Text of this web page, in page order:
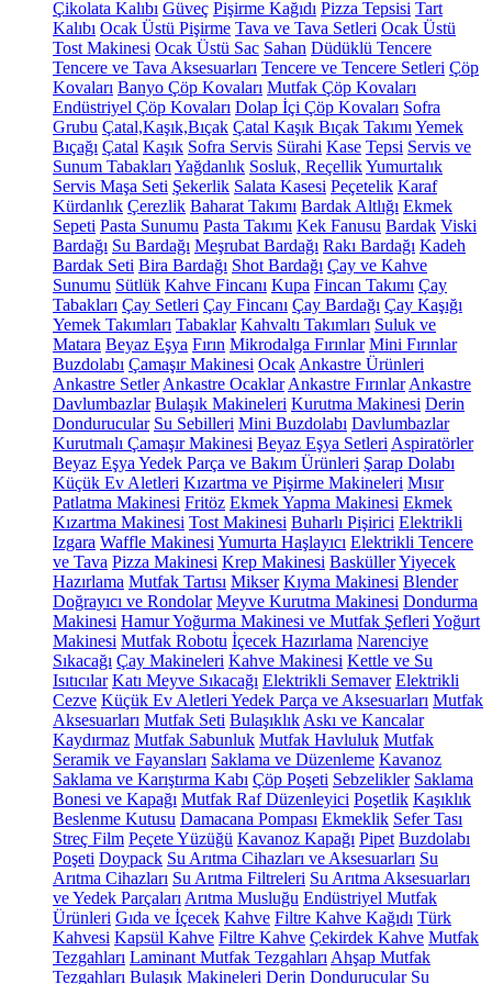
Çikolata Kalıbı Güveç Pişirme Kağıdı Pizza Tepsisi Tart
Kalıbı Ocak Üstü Pişirme Tava ve Tava Setleri Ocak Üstü
Tost Makinesi Ocak Üstü Sac Sahan Düdüklü Tencere
Tencere ve Tava Aksesuarları Tencere ve Tencere Setleri Çöp
Kovaları Banyo Çöp Kovaları Mutfak Çöp Kovaları
Endüstriyel Çöp Kovaları Dolap İçi Çöp Kovaları Sofra
Grubu Çatal,Kaşık,Bıçak Çatal Kaşık Bıçak Takımı Yemek
Bıçağı Çatal Kaşık Sofra Servis Sürahi Kase Tepsi Servis ve
Sunum Tabakları Yağdanlık Sosluk, ReçellikYumurtalık
Servis Maşa Seti Şekerlik Salata Kasesi Peçetelik Karaf
Kürdanlık Çerezlik Baharat Takımı Bardak Altlığı Ekmek
Sepeti Pasta Sunumu Pasta Takımı Kek Fanusu Bardak Viski
Bardağı Su Bardağı Meşrubat Bardağı Rakı Bardağı Kadeh
Bardak Seti Bira Bardağı Shot Bardağı Çay ve Kahve
Sunumu Sütlük Kahve Fincanı Kupa Fincan Takımı Çay
Tabakları Çay Setleri Çay Fincanı Çay Bardağı Çay Kaşığı
Yemek Takımları Tabaklar Kahvaltı Takımları Suluk ve
Matara Beyaz Eşya Fırın Mikrodalga Fırınlar Mini Fırınlar
Buzdolabı Çamaşır Makinesi Ocak Ankastre Ürünleri
Ankastre Setler Ankastre Ocaklar Ankastre Fırınlar Ankastre
Davlumbazlar Bulaşık Makineleri Kurutma Makinesi Derin
Dondurucular Su Sebilleri Mini Buzdolabı Davlumbazlar
Kurutmalı Çamaşır Makinesi Beyaz Eşya Setleri Aspiratörler
Beyaz Eşya Yedek Parça ve Bakım Ürünleri Şarap Dolabı
Küçük Ev Aletleri Kızartma ve Pişirme Makineleri Mısır
Patlatma Makinesi Fritöz Ekmek Yapma Makinesi Ekmek
Kızartma Makinesi Tost Makinesi Buharlı Pişirici Elektrikli
Izgara Waffle Makinesi Yumurta Haşlayıcı Elektrikli Tencere
ve Tava Pizza Makinesi Krep Makinesi BasküllerYiyecek
Hazırlama Mutfak Tartısı Mikser Kıyma Makinesi Blender
Doğrayıcı ve Rondolar Meyve Kurutma Makinesi Dondurma
Makinesi Hamur Yoğurma Makinesi ve Mutfak Şefleri Yoğurt
Makinesi Mutfak Robotu İçecek Hazırlama Narenciye
Sıkacağı Çay Makineleri Kahve Makinesi Kettle ve Su
Isıtıcılar Katı Meyve Sıkacağı Elektrikli Semaver Elektrikli
Cezve Küçük Ev Aletleri Yedek Parça ve Aksesuarları Mutfak
Aksesuarları Mutfak Seti Bulaşıklık Askı ve Kancalar
Kaydırmaz Mutfak Sabunluk Mutfak Havluluk Mutfak
Seramik ve Fayansları Saklama ve Düzenleme Kavanoz
Saklama ve Karıştırma Kabı Çöp Poşeti Sebzelikler Saklama
Bonesi ve Kapağı Mutfak Raf Düzenleyici Poşetlik Kaşıklık
Beslenme Kutusu Damacana Pompası Ekmeklik Sefer Tası
Streç Film Peçete Yüzüğü Kavanoz Kapağı Pipet Buzdolabı
Poşeti Doypack Su Arıtma Cihazları ve Aksesuarları Su
Arıtma Cihazları Su Arıtma Filtreleri Su Arıtma Aksesuarları
ve Yedek Parçaları Arıtma Musluğu Endüstriyel Mutfak
Ürünleri Gıda ve İçecek Kahve Filtre Kahve Kağıdı Türk
Kahvesi Kapsül Kahve Filtre Kahve Çekirdek Kahve Mutfak
Tezgahları Laminant Mutfak Tezgahları Ahşap Mutfak
Tezgahları Bulaşık Makineleri Derin Dondurucular Su